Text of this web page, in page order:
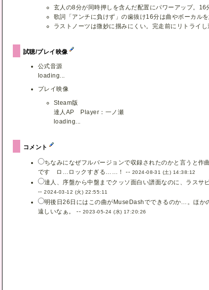
玄人の8分が同時押しを含んだ配置にパワーアップ。16
歌詞「アンチに負けず」の歯抜け16分は曲やボーカル
ラストノーツは微妙に掴みにくい。完走前にリトライ
試聴/プレイ映像
公式音源
loading...
プレイ映像
Steam版
達人AP Player：一ノ瀬
loading...
コメント
ちなみになぜフルバージョンで収録されたのかと言うと
です ロ…ロックすぎる……！ -- 2024-08-31 (土) 14:38:12
達人、序盤から中盤までクッソ面白い譜面なのに、ラスサ
--2024-03-12 (火) 22:55:11
明後日26日にはこの曲がMuseDashでできるのか…。ほか
遠しいなぁ。 -- 2023-05-24 (水) 17:20:26